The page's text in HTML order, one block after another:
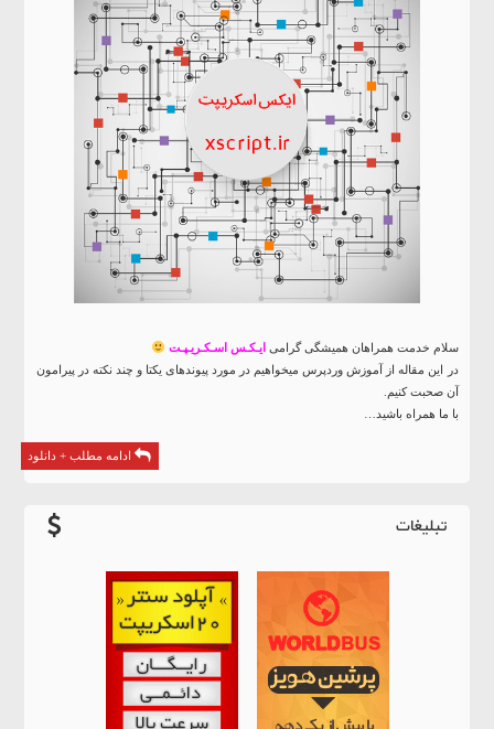
سلام خدمت همراهان همیشگی گرامیایـکـس اسـکـریـپـت
در این مقاله از آموزش وردپرس میخواهیم در مورد پیوندهای یکتا و چند نکته در پیرامون
آن صحبت کنیم.
با ما همراه باشید…
ادامه مطلب + دانلود
تبلیغات